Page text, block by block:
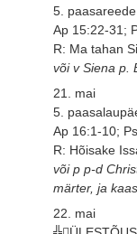
5. paasareede
Ap 15:22-31;
R: Ma tahan
või v Siena p.
21. mai
5.
Ap 16:1-10;
R: Hõisake
või p p-d
märter, ja
22. mai